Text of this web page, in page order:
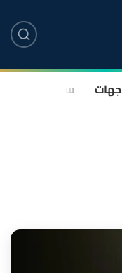
جهات سياسة